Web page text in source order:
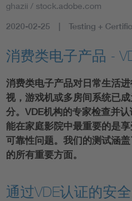
ghazii / stock.adobe.com
2020-02-25 Testing +
消费类电子产品 -
消费类电子产品对日常生活
视，游戏机或多房间系统已
分。VDE机构的专家检查并
能在家庭影院中最重要的是
可靠性问题。我们的测试涵
的所有重要方面。
通过VDE认证的安